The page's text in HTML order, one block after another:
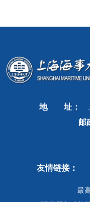
地 址：
邮
友情链接：
最